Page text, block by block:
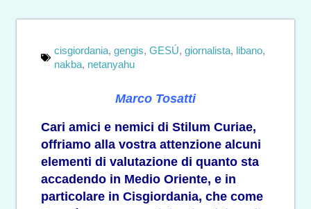
cisgiordania, gengis, GESÚ, giornalista, libano,
nakba, netanyahu
Marco Tosatti
Cari amici e nemici di Stilum Curiae,
offriamo alla vostra attenzione alcuni
elementi di valutazione di quanto sta
accadendo in Medio Oriente, e in
particolare in Cisgiordania, che come